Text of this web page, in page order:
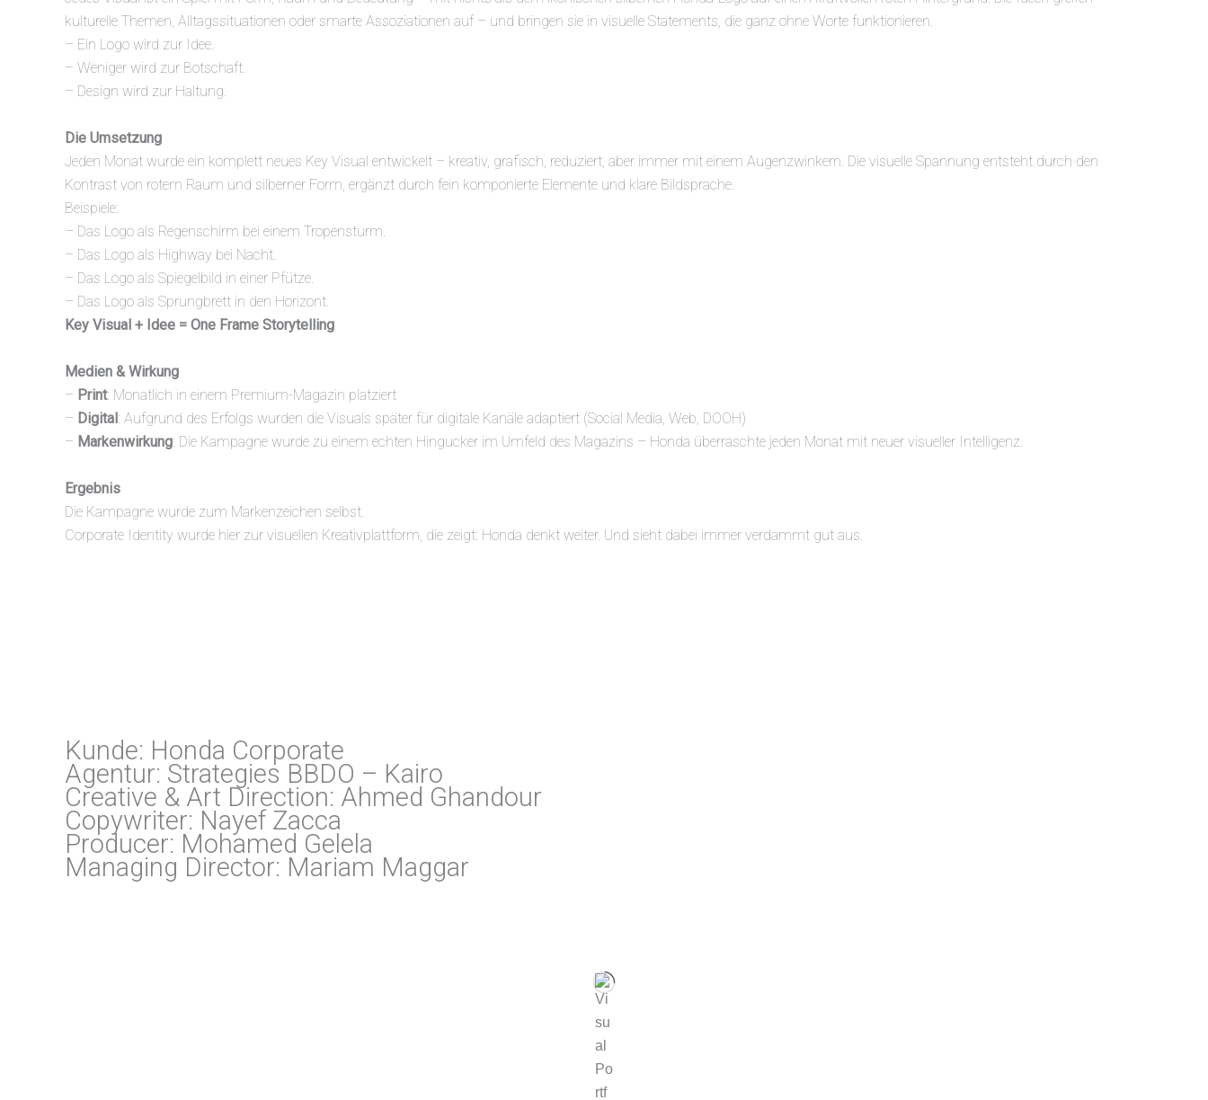
kulturelle Themen, Alltagssituationen oder smarte Assoziationen auf – und bringen sie in visuelle Statements, die ganz ohne Worte funktionieren.
– Ein Logo wird zur Idee.
– Weniger wird zur Botschaft.
– Design wird zur Haltung.
Die Umsetzung
Jeden Monat wurde ein komplett neues Key Visual entwickelt – kreativ, grafisch, reduziert, aber immer mit einem Augenzwinkern. Die visuelle Spannung entsteht durch den
Kontrast von rotem Raum und silberner Form, ergänzt durch fein komponierte Elemente und klare Bildsprache.
Beispiele:
– Das Logo als Regenschirm bei einem Tropensturm.
– Das Logo als Highway bei Nacht.
– Das Logo als Spiegelbild in einer Pfütze.
– Das Logo als Sprungbrett in den Horizont.
Key Visual + Idee = One Frame Storytelling
Medien & Wirkung
– Print: Monatlich in einem Premium-Magazin platziert
– Digital: Aufgrund des Erfolgs wurden die Visuals später für digitale Kanäle adaptiert (Social Media, Web, DOOH)
– Markenwirkung: Die Kampagne wurde zu einem echten Hingucker im Umfeld des Magazins – Honda überraschte jeden Monat mit neuer visueller Intelligenz.
Ergebnis
Die Kampagne wurde zum Markenzeichen selbst.
Corporate Identity wurde hier zur visuellen Kreativplattform, die zeigt: Honda denkt weiter. Und sieht dabei immer verdammt gut aus.
Kunde: Honda Corporate
Agentur: Strategies BBDO – Kairo
Creative & Art Direction: Ahmed Ghandour
Copywriter: Nayef Zacca
Producer: Mohamed Gelela
Managing Director: Mariam Maggar